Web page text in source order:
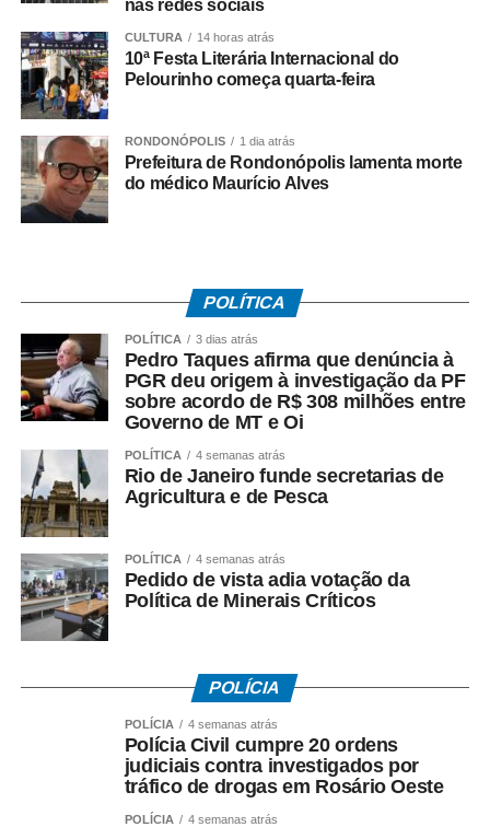
mesma data, o TRT-RJ, considerou a greve legal e
concedeu liminar autorizando o início da paralisação.
Determinou a manutenção de, no mínimo, 50% da frota
operacional em cada linha e itinerário, sob pena de multa
de R$ 50 mil em caso de descumprimento da medida.
Dois dias depois, no dia 29 de junho, os rodoviários do
município do Rio de Janeiro iniciaram a paralisação. No
dia 2 de julho, suspenderam o movimento, a pedido do
mas não houve acordo.
Entre as principais reivindicações da categoria estão
reajuste salarial, valorização dos pisos remuneratórios,
ampliação do auxílio-alimentação para R$ 1 mil e o
pagamento do intervalo para refeição como hora
extraordinária.
COMENTE ABAIXO:
WhatsApp
Facebook
nas redes sociais
CULTURA 14 horas atrás
10ª Festa Literária Internacional do
Pelourinho começa quarta-feira
RONDONÓPOLIS 1 dia atrás
Prefeitura de Rondonópolis lamenta morte
do médico Maurício Alves
POLÍTICA
POLÍTICA 3 dias atrás
Pedro Taques afirma que denúncia à
PGR deu origem à investigação da PF
sobre acordo de R$ 308 milhões entre
Governo de MT e Oi
POLÍTICA 4 semanas atrás
Rio de Janeiro funde secretarias de
Agricultura e de Pesca
POLÍTICA 4 semanas atrás
Pedido de vista adia votação da
Política de Minerais Críticos
POLÍCIA
POLÍCIA 4 semanas atrás
Polícia Civil cumpre 20 ordens
judiciais contra investigados por
tráfico de drogas em Rosário Oeste
POLÍCIA 4 semanas atrás